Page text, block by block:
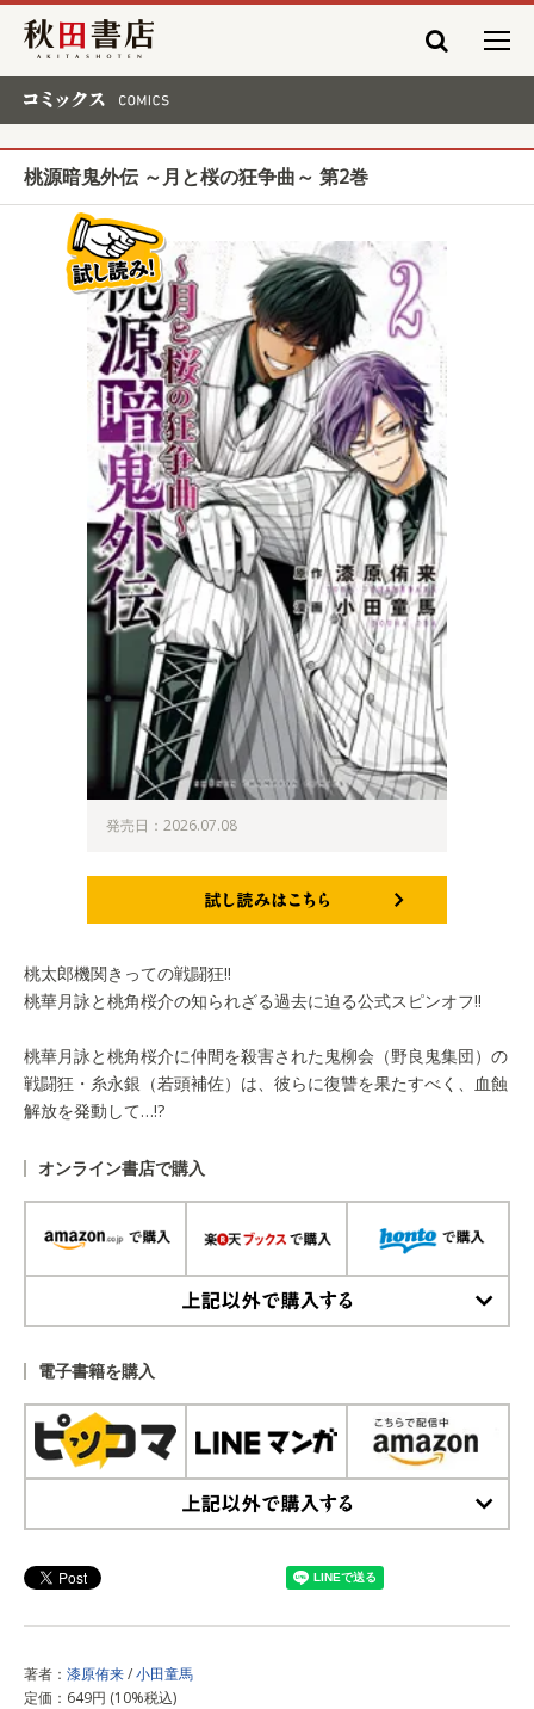
秋田書店
桃源暗鬼外伝 ～月と桜の狂争曲～ 第2巻
発売日：2026.07.08
桃太郎機関きっての戦闘狂!!
桃華月詠と桃角桜介の知られざる過去に迫る公式スピンオフ!!
桃華月詠と桃角桜介に仲間を殺害された鬼柳会（野良鬼集団）の
戦闘狂・糸永銀（若頭補佐）は、彼らに復讐を果たすべく、血蝕
解放を発動して…!?
オンライン書店で購入
電子書籍を購入
著者： 漆原侑来/小田童馬
定価：649円 (10%税込)